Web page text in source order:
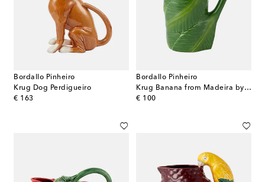
Bordallo Pinheiro
Krug Dog Perdigueiro
€ 163
original price
Bordallo Pinheiro
Krug Banana from Madeira by Nini Andrade Silva
€ 100
original price